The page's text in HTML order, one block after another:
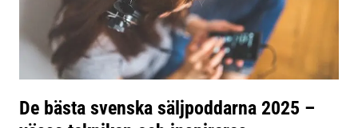
De bästa svenska säljpoddarna 2025 –